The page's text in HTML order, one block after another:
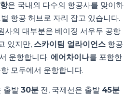
은 국내외 다수의 항공사를 맞이하
항공 허브로 자리 잡고 있습니다.
사의 대부분은 베이징 서우두 공항
있지만, 스카이팀 얼라이언스 항공
운항합니다. 에어차이나를 포함한
모두에서 운항합니다.
출발 30분 전, 국제선은 출발 45분